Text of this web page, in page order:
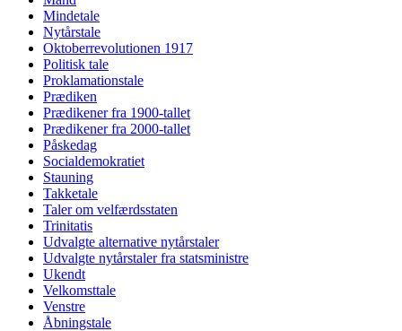
Mindetale
Nytårstale
Oktoberrevolutionen 1917
Politisk tale
Proklamationstale
Prædiken
Prædikener fra 1900-tallet
Prædikener fra 2000-tallet
Påskedag
Socialdemokratiet
Stauning
Takketale
Taler om velfærdsstaten
Trinitatis
Udvalgte alternative nytårstaler
Udvalgte nytårstaler fra statsministre
Ukendt
Velkomsttale
Venstre
Åbningstale